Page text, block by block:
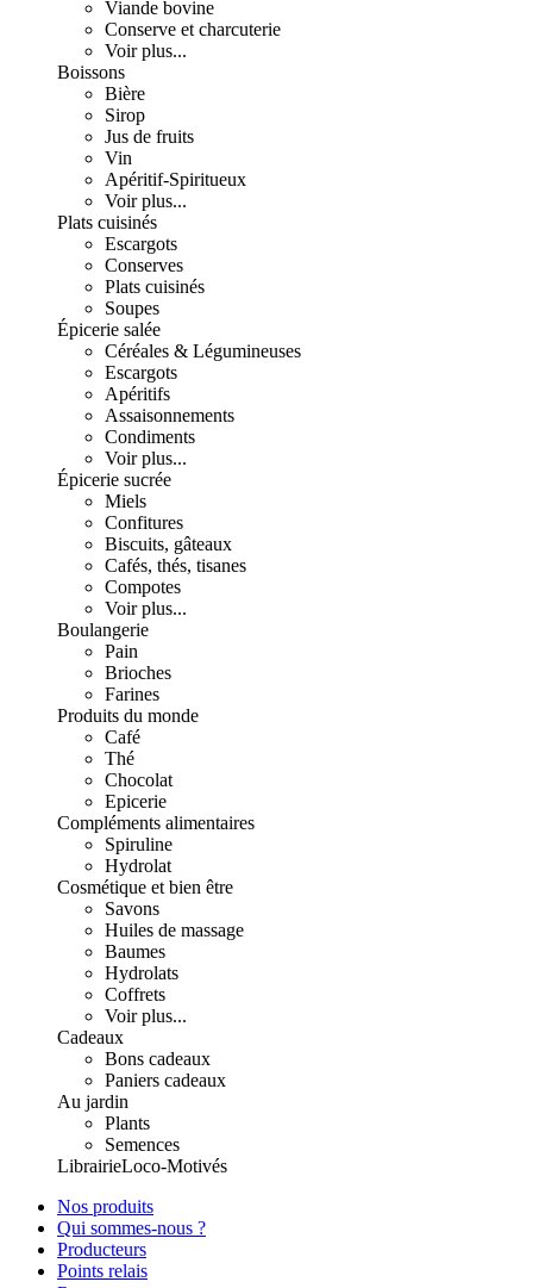
Viande bovine
Conserve et charcuterie
Voir plus...
Boissons
Bière
Sirop
Jus de fruits
Vin
Apéritif-Spiritueux
Voir plus...
Plats cuisinés
Escargots
Conserves
Plats cuisinés
Soupes
Épicerie salée
Céréales & Légumineuses
Escargots
Apéritifs
Assaisonnements
Condiments
Voir plus...
Épicerie sucrée
Miels
Confitures
Biscuits, gâteaux
Cafés, thés, tisanes
Compotes
Voir plus...
Boulangerie
Pain
Brioches
Farines
Produits du monde
Café
Thé
Chocolat
Epicerie
Compléments alimentaires
Spiruline
Hydrolat
Cosmétique et bien être
Savons
Huiles de massage
Baumes
Hydrolats
Coffrets
Voir plus...
Cadeaux
Bons cadeaux
Paniers cadeaux
Au jardin
Plants
Semences
LibrairieLoco-Motivés
Nos produits
Qui sommes-nous ?
Producteurs
Points relais